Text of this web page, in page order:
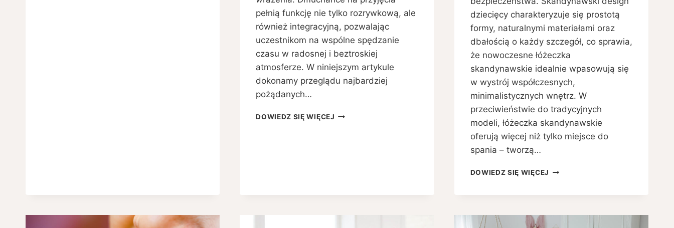
pełnią funkcję nie tylko rozrywkową, ale
również integracyjną, pozwalając
uczestnikom na wspólne spędzanie
czasu w radosnej i beztroskiej
atmosferze. W niniejszym artykule
dokonamy przeglądu najbardziej
pożądanych…
DOWIEDZ SIĘ WIĘCEJ JAKIE
dziecięcy charakteryzuje się prostotą
formy, naturalnymi materiałami oraz
dbałością o każdy szczegół, co sprawia,
że nowoczesne łóżeczka
skandynawskie idealnie wpasowują się
w wystrój współczesnych,
minimalistycznych wnętrz. W
przeciwieństwie do tradycyjnych
modeli, łóżeczka skandynawskie
oferują więcej niż tylko miejsce do
spania – tworzą…
DOWIEDZ SIĘ WIĘCEJ ŁÓŻECZKA